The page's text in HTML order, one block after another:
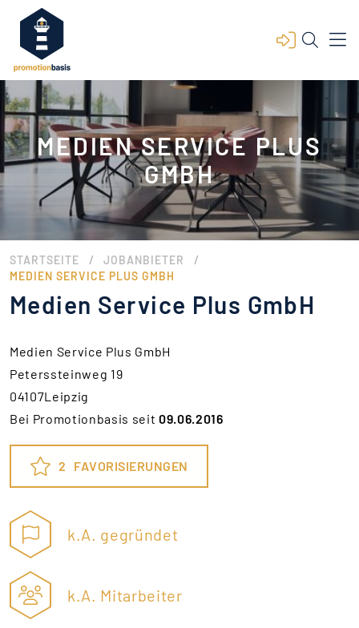
MEDIEN SERVICE PLUS
GMBH
STARTSEITE / JOBANBIETER /
MEDIEN SERVICE PLUS GMBH
Medien Service Plus GmbH
Medien Service Plus GmbH
Peterssteinweg 19
04107Leipzig
Bei Promotionbasis seit09.06.2016
2 FAVORISIERUNGEN
k.A. gegründet
k.A. Mitarbeiter